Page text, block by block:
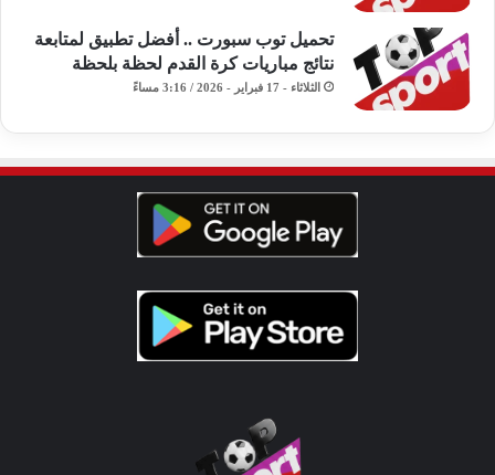
تحميل توب سبورت .. أفضل تطبيق لمتابعة
نتائج مباريات كرة القدم لحظة بلحظة
الثلاثاء - 17 فبراير - 2026 / 3:16 مساءً